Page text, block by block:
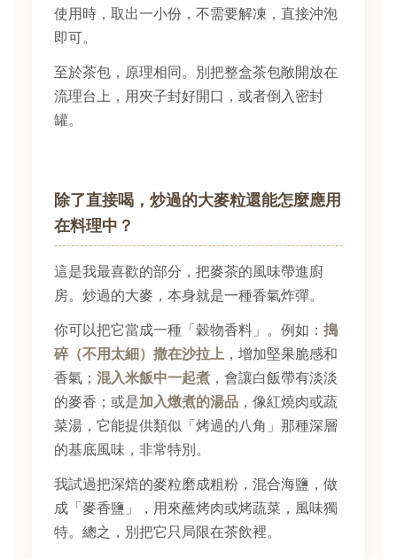
使用時，取出一小份，不需要解凍，直接沖泡
即可。
至於茶包，原理相同。別把整盒茶包敞開放在
流理台上，用夾子封好開口，或者倒入密封
罐。
除了直接喝，炒過的大麥粒還能怎麼應用
在料理中？
這是我最喜歡的部分，把麥茶的風味帶進廚
房。炒過的大麥，本身就是一種香氣炸彈。
你可以把它當成一種「穀物香料」。例如： 搗
碎（不用太細）撒在沙拉上 ，增加堅果脆感和
香氣； 混入米飯中一起煮 ，會讓白飯帶有淡淡
的麥香；或是加入燉煮的湯品 ，像紅燒肉或蔬
菜湯，它能提供類似「烤過的八角」那種深層
的基底風味，非常特別。
我試過把深焙的麥粒磨成粗粉，混合海鹽，做
成「麥香鹽」，用來蘸烤肉或烤蔬菜，風味獨
特。總之，別把它只局限在茶飲裡。